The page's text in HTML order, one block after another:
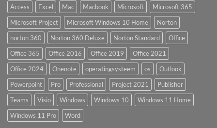
Access Excel Mac Macbook Microsoft
Microsoft 365
Microsoft Project
Microsoft Windows 10 Home
Norton
norton 360
Norton 360 Deluxe Norton Standard
Office
Office 365
Office 2016 Office 2019
Office 2021
Office 2024
Onenote operatingsysteem os
Outlook
Powerpoint
Pro Professional Project 2021
Publisher
Teams
Visio Windows Windows 10
Windows 11 Home
Windows 11 Pro
Word